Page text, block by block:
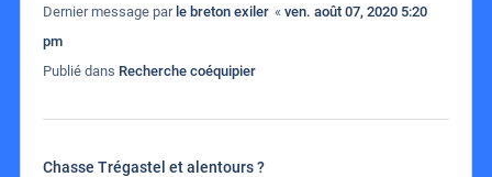
Dernier message par le breton exiler « ven. août 07, 2020 5:20
pm
Publié dans Recherche coéquipier
Chasse Trégastel et alentours ?